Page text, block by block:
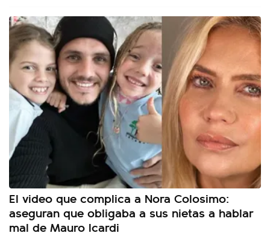
El video que complica a Nora Colosimo:
aseguran que obligaba a sus nietas a hablar
mal de Mauro Icardi